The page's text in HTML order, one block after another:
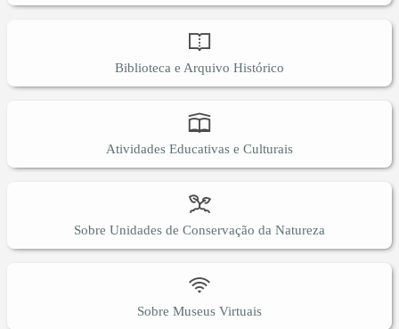
Biblioteca e Arquivo Histórico
Atividades Educativas e Culturais
Sobre Unidades de Conservação da Natureza
Sobre Museus Virtuais